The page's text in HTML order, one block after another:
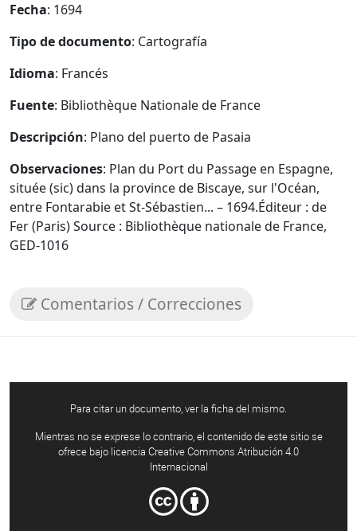
Fecha: 1694
Tipo de documento: Cartografía
Idioma: Francés
Fuente: Bibliothèque Nationale de France
Descripción: Plano del puerto de Pasaia
Observaciones: Plan du Port du Passage en Espagne,
située (sic) dans la province de Biscaye, sur l'Océan,
entre Fontarabie et St-Sébastien... – 1694.Éditeur : de
Fer (Paris) Source : Bibliothèque nationale de France,
GED-1016
Comentarios / Correcciones
Para citar un documento, ver la ficha del mismo.
Mientras no se exprese lo contrario, el contenido de este sitio se
ofrece bajo licencia Creative Commons Atribución 4.0
Internacional